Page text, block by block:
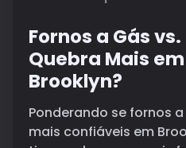
Fornos a Gás
Quebra Mais
Brooklyn?
Ponderando se fornos
mais confiáveis em